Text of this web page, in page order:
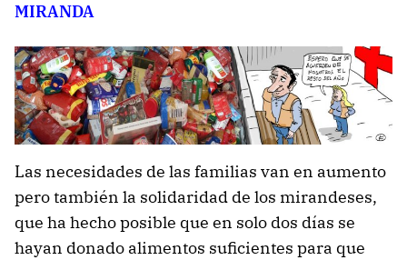
MIRANDA
Las necesidades de las familias van en aumento
pero también la solidaridad de los mirandeses,
que ha hecho posible que en solo dos días se
hayan donado alimentos suficientes para que